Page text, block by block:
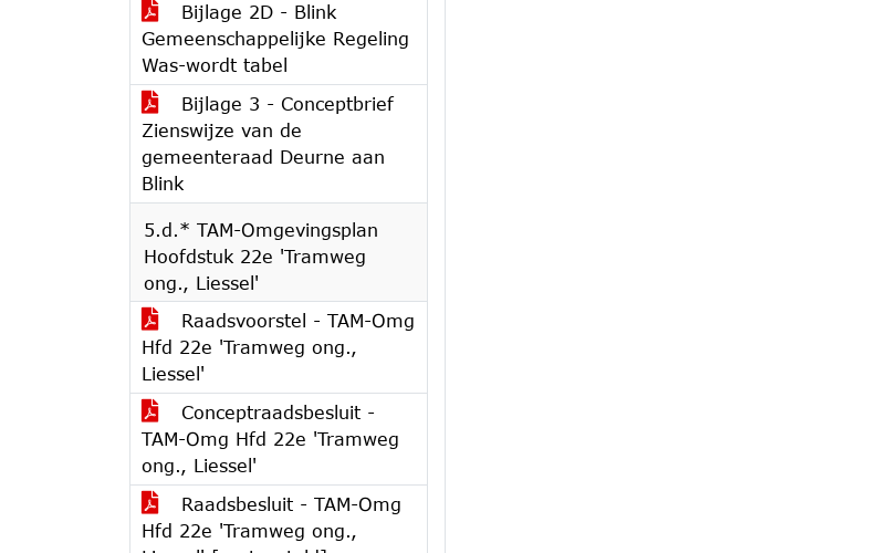
Bijlage 2D - Blink
Gemeenschappelijke Regeling
Was-wordt tabel
Bijlage 3 - Conceptbrief
Zienswijze van de
gemeenteraad Deurne aan
Blink
5.d.* TAM-Omgevingsplan
Hoofdstuk 22e 'Tramweg
ong., Liessel'
Raadsvoorstel - TAM-Omg
Hfd 22e 'Tramweg ong.,
Liessel'
Conceptraadsbesluit -
TAM-Omg Hfd 22e 'Tramweg
ong., Liessel'
Raadsbesluit - TAM-Omg
Hfd 22e 'Tramweg ong.,